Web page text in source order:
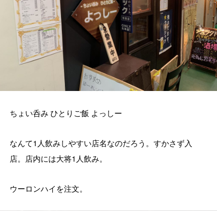
ちょい呑み ひとりご飯 よっしー
なんて1人飲みしやすい店名なのだろう。すかさず入
店。店内には大将1人飲み。
ウーロンハイを注文。